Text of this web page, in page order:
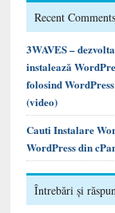
Recent Comments
3WAVES –
instalează
folosind
(video)
Cauti Instalare
WordPress din
Întrebări și